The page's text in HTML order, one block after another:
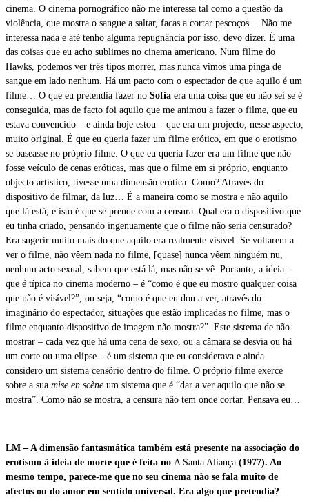
cinema. O cinema pornográfico não me interessa tal como a questão da
violência, que mostra o sangue a saltar, facas a cortar pescoços… Não me
interessa nada e até tenho alguma repugnância por isso, devo dizer. É uma
das coisas que eu acho sublimes no cinema americano. Num filme do
Hawks, podemos ver três tipos morrer, mas nunca vimos uma pinga de
sangue em lado nenhum. Há um pacto com o espectador de que aquilo é um
filme… O que eu pretendia fazer no Sofia era uma coisa que eu não sei se é
conseguida, mas de facto foi aquilo que me animou a fazer o filme, que eu
estava convencido – e ainda hoje estou – que era um projecto, nesse aspecto,
muito original. É que eu queria fazer um filme erótico, em que o erotismo
se baseasse no próprio filme. O que eu queria fazer era um filme que não
fosse veículo de cenas eróticas, mas que o filme em si próprio, enquanto
objecto artístico, tivesse uma dimensão erótica. Como? Através do
dispositivo de filmar, da luz… É a maneira como se mostra e não aquilo
que lá está, e isto é que se prende com a censura. Qual era o dispositivo que
eu tinha criado, pensando ingenuamente que o filme não seria censurado?
Era sugerir muito mais do que aquilo era realmente visível. Se voltarem a
ver o filme, não vêem nada no filme, [quase] nunca vêem ninguém nu,
nenhum acto sexual, sabem que está lá, mas não se vê. Portanto, a ideia –
que é típica no cinema moderno – é “como é que eu mostro qualquer coisa
que não é visível?”, ou seja, “como é que eu dou a ver, através do
imaginário do espectador, situações que estão implicadas no filme, mas o
filme enquanto dispositivo de imagem não mostra?”. Este sistema de não
mostrar – cada vez que há uma cena de sexo, ou a câmara se desvia ou há
um corte ou uma elipse – é um sistema que eu considerava e ainda
considero um sistema censório dentro do filme. O próprio filme exerce
sobre a sua mise en scène um sistema que é “dar a ver aquilo que não se
mostra”. Como não se mostra, a censura não tem onde cortar. Pensava eu…
LM – A dimensão fantasmática também está presente na associação do
erotismo à ideia de morte que é feita no A Santa Aliança (1977). Ao
mesmo tempo, parece-me que no seu cinema não se fala muito de
afectos ou do amor em sentido universal. Era algo que pretendia?